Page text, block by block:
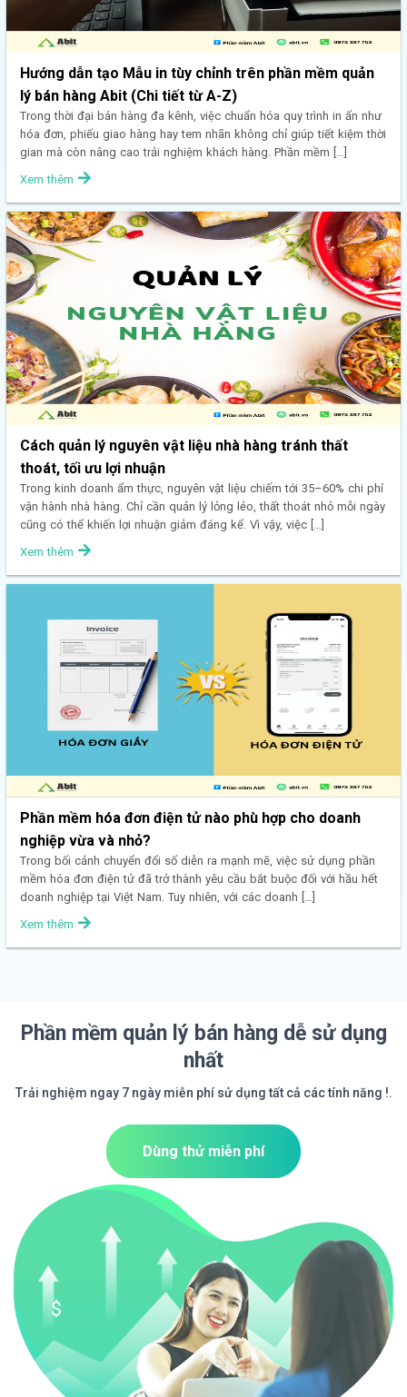
Hướng dẫn tạo Mẫu in tùy chỉnh trên phần mềm quản
lý bán hàng Abit (Chi tiết từ A-Z)
Trong thời đại bán hàng đa kênh, việc chuẩn hóa quy trình in ấn như
hóa đơn, phiếu giao hàng hay tem nhãn không chỉ giúp tiết kiệm thời
gian mà còn nâng cao trải nghiệm khách hàng. Phần mềm […]
Xem thêm
Cách quản lý nguyên vật liệu nhà hàng tránh thất
thoát, tối ưu lợi nhuận
Trong kinh doanh ẩm thực, nguyên vật liệu chiếm tới 35–60% chi phí
vận hành nhà hàng. Chỉ cần quản lý lỏng lẻo, thất thoát nhỏ mỗi ngày
cũng có thể khiến lợi nhuận giảm đáng kể. Vì vậy, việc […]
Xem thêm
Phần mềm hóa đơn điện tử nào phù hợp cho doanh
nghiệp vừa và nhỏ?
Trong bối cảnh chuyển đổi số diễn ra mạnh mẽ, việc sử dụng phần
mềm hóa đơn điện tử đã trở thành yêu cầu bắt buộc đối với hầu hết
doanh nghiệp tại Việt Nam. Tuy nhiên, với các doanh […]
Xem thêm
Phần mềm quản lý bán hàng dễ sử dụng
nhất
Trải nghiệm ngay 7 ngày miễn phí sử dụng tất cả các tính năng !.
Dùng thử miễn phí